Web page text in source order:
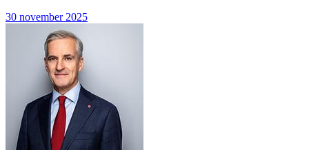
30 november 2025